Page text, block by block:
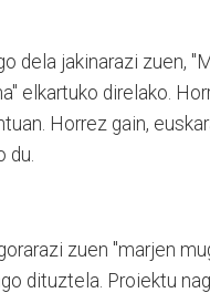
dela jakinarazi zuen,
elkartuko direlako.
Horrez gain,
du.
zuen "marjen
dituztela. Proiektu